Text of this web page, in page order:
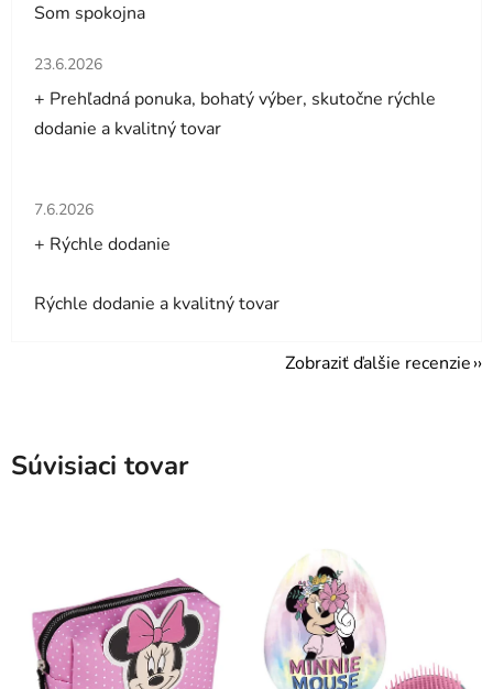
Som spokojna
Hodnotenie obchodu je 5 z 5 hviezdičiek.
23.6.2026
+ Prehľadná ponuka, bohatý výber, skutočne rýchle
dodanie a kvalitný tovar
Hodnotenie obchodu je 5 z 5 hviezdičiek.
7.6.2026
+ Rýchle dodanie
Rýchle dodanie a kvalitný tovar
Zobraziť ďalšie recenzie
Súvisiaci tovar